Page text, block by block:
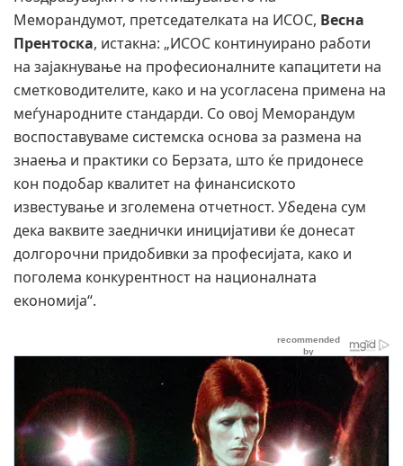
Меморандумот, претседателката на ИСОС, Весна
Прентоска, истакна: „ИСОС континуирано работи
на зајакнување на професионалните капацитети на
сметководителите, како и на усогласена примена на
меѓународните стандарди. Со овој Меморандум
воспоставуваме системска основа за размена на
знаења и практики со Берзата, што ќе придонесе
кон подобар квалитет на финансиското
известување и зголемена отчетност. Убедена сум
дека ваквите заеднички иницијативи ќе донесат
долгорочни придобивки за професијата, како и
поголема конкурентност на националната
економија“.